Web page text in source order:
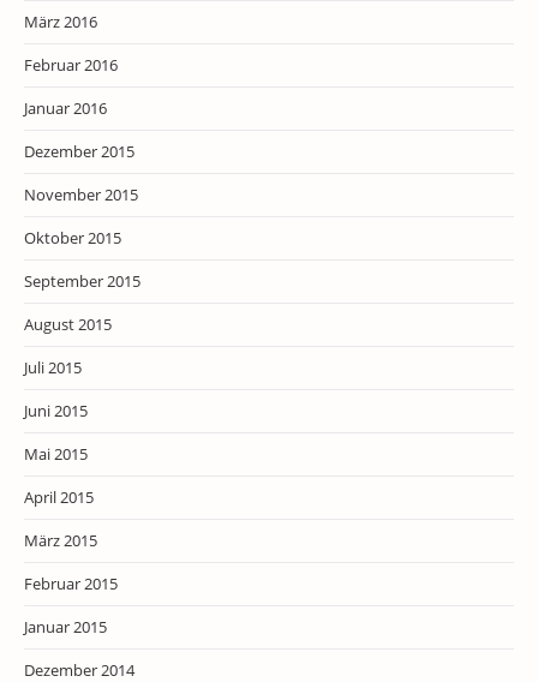
März 2016
Februar 2016
Januar 2016
Dezember 2015
November 2015
Oktober 2015
September 2015
August 2015
Juli 2015
Juni 2015
Mai 2015
April 2015
März 2015
Februar 2015
Januar 2015
Dezember 2014